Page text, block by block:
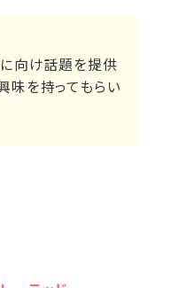
向け話題を提供
味を持ってもらい